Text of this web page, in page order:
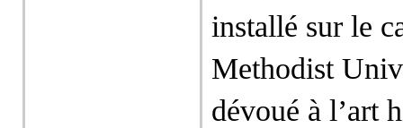
installé sur le
Methodist
dévoué à l’art